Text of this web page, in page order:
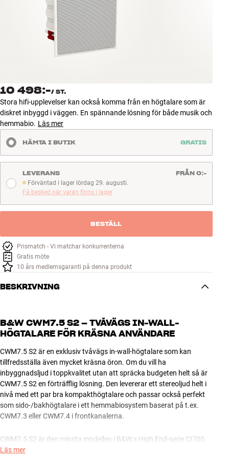
Tillbehör
INSPIRATION
NYHETER
ERBJUDANDEN
Hitta Butik
Kundtjänst
Logga in
Kundtjänst
Bygg med ljud
Företag
10 498:-/ ST.
Stora hifi-upplevelser kan också komma från en högtalare som är
diskret inbyggd i väggen. En spännande lösning för både musik och
hemmabio. Läs mer
HÄMTA I BUTIK GRATIS
Förväntad i lager lördag 29. augusti.
Förväntad i lager lördag 29. augusti.
Få besked när varan finns i lager
LEVERANS FRÅN 0:-
BESTÄLL
Prismatch - Vi matchar konkurrenterna
Gratis möte
10 års medlemsgaranti på denna produkt
BESKRIVNING
B&W CWM7.5 S2 – TVÅVÄGS IN-WALL-
HÖGTALARE FÖR KRÄSNA ANVÄNDARE
CWM7.5 S2 är en exklusiv tvåvägs in-wall-högtalare som kan
tillfredsställa även mycket kräsna öron. Om du vill ha
inbyggnadsljud i toppkvalitet utan att spräcka budgeten helt så är
CWM7.5 S2 en förträfflig lösning. Den levererar ett stereoljud helt i
nivå med ett par bra kompakthögtalare och passar också perfekt
som sido-/bakhögtalare i ett hemmabiosystem baserat på t.ex.
CWM7.3 eller CWM7.4 i frontkanalerna.
CWM7.5 S2 är den minsta modellen i B&W:s High End-serie CI700.
Jämfört med den billigare serien CI600 har 700-modellerna ännu
Läs mer